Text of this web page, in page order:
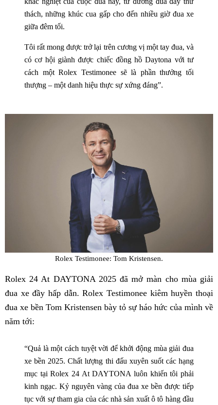
thách, những khúc cua gấp cho đến nhiều giờ đua xe
giữa đêm tối.
Tôi rất mong được trở lại trên cương vị một tay đua, và
có cơ hội giành được chiếc đồng hồ Daytona với tư
cách một Rolex Testimonee sẽ là phần thưởng tối
thượng – một danh hiệu thực sự xứng đáng”.
Rolex Testimonee: Tom Kristensen.
Rolex 24 At DAYTONA 2025 đã mở màn cho mùa giải
đua xe đầy hấp dẫn. Rolex Testimonee kiêm huyền thoại
đua xe bền Tom Kristensen bày tỏ sự háo hức của mình về
năm tới:
“Quả là một cách tuyệt vời để khởi động mùa giải đua
xe bền 2025. Chất lượng thi đấu xuyên suốt các hạng
mục tại Rolex 24 At DAYTONA luôn khiến tôi phải
kinh ngạc. Kỷ nguyên vàng của đua xe bền được tiếp
tục với sự tham gia của các nhà sản xuất ô tô hàng đầu